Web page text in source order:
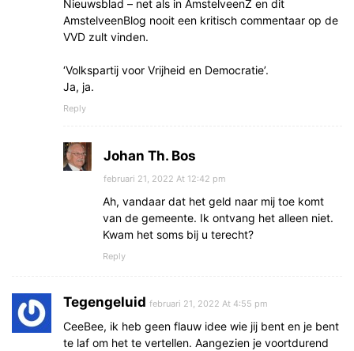
Nieuwsblad – net als in AmstelveenZ en dit
AmstelveenBlog nooit een kritisch commentaar op de
VVD zult vinden.
‘Volkspartij voor Vrijheid en Democratie’.
Ja, ja.
Reply
Johan Th. Bos
februari 21, 2022 At 12:42 pm
Ah, vandaar dat het geld naar mij toe komt
van de gemeente. Ik ontvang het alleen niet.
Kwam het soms bij u terecht?
Reply
Tegengeluid februari 21, 2022 At 4:55 pm
CeeBee, ik heb geen flauw idee wie jij bent en je bent
te laf om het te vertellen. Aangezien je voortdurend